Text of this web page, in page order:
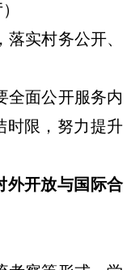
实村务公开、
面公开服务内
时限，努力提升
外开放与国际合